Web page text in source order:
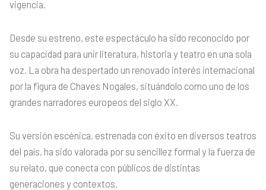
vigencia.
Desde su estreno, este espectáculo ha sido reconocido por
su capacidad para unir literatura, historia y teatro en una sola
voz. La obra ha despertado un renovado interés internacional
por la figura de Chaves Nogales, situándolo como uno de los
grandes narradores europeos del siglo XX.
Su versión escénica, estrenada con éxito en diversos teatros
del país, ha sido valorada por su sencillez formal y la fuerza de
su relato, que conecta con públicos de distintas
generaciones y contextos.